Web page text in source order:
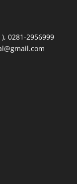
0281-2956999